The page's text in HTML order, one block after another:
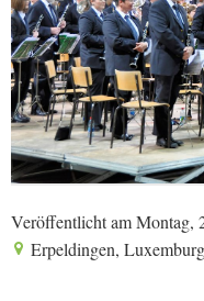
Veröffentlicht am Montag,
Erpeldingen, Luxemburg